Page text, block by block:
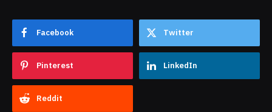
Facebook Twitter
Pinterest LinkedIn
Reddit